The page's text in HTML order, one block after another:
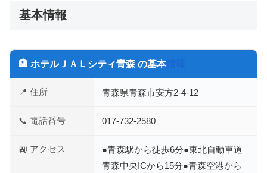
基本情報
🏨 ホテルＪＡＬシティ青森 の基本情報
📍 住所 青森県青森市安方2-4-12
📞 電話番号 017-732-2580
🚉 アクセス
●青森駅から徒歩6分●東北自動車道
青森中央ICから15分●青森空港から